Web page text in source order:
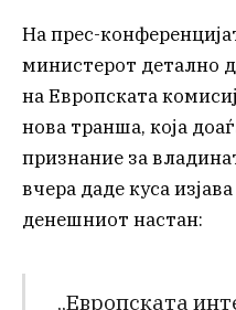
На прес-
министерот детално
на Европската
нова транша, која
признание за
вчера даде куса
денешниот настан:
„Европската